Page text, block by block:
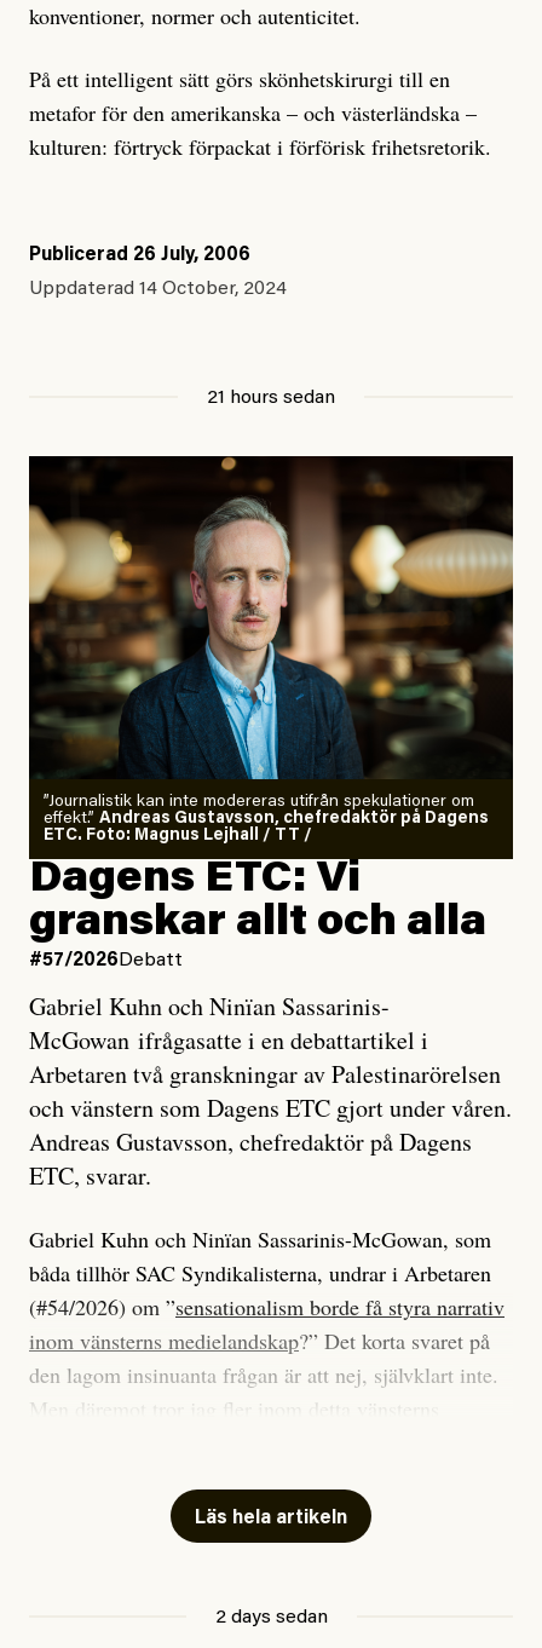
konventioner, normer och autenticitet.
På ett intelligent sätt görs skönhetskirurgi till en
metafor för den amerikanska – och västerländska –
kulturen: förtryck förpackat i förförisk frihetsretorik.
Publicerad 26 July, 2006
Uppdaterad 14 October, 2024
21 hours sedan
”Journalistik kan inte modereras utifrån spekulationer om
effekt.” Andreas Gustavsson, chefredaktör på Dagens
ETC. Foto: Magnus Lejhall / TT /
Dagens ETC: Vi
granskar allt och alla
#57/2026 Debatt
Gabriel Kuhn och Ninïan Sassarinis-
McGowan ifrågasatte i en debattartikel i
Arbetaren två granskningar av Palestinarörelsen
och vänstern som Dagens ETC gjort under våren.
Andreas Gustavsson, chefredaktör på Dagens
ETC, svarar.
Gabriel Kuhn och Ninïan Sassarinis-McGowan, som
båda tillhör SAC Syndikalisterna, undrar i Arbetaren
(#54/2026) om ”sensationalism borde få styra narrativ
inom vänsterns medielandskap?” Det korta svaret på
den lagom insinuanta frågan är att nej, självklart inte.
Men däremot tror jag fler inom detta vänsterns
journalistik som vänder sig till många snarare än att
jaga inbördes beundran. Det har i alla fall fungerat för
Läs hela artikeln
2 days sedan